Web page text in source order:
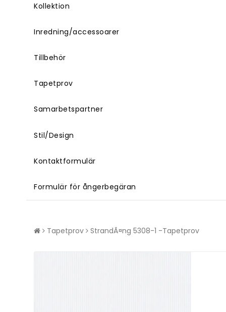
Kollektion
Inredning/accessoarer
Tillbehör
Tapetprov
Samarbetspartner
Stil/Design
Kontaktformulär
Formulär för ångerbegäran
Tapetprov StrandÃ¤ng 5308-1 -Tapetprov